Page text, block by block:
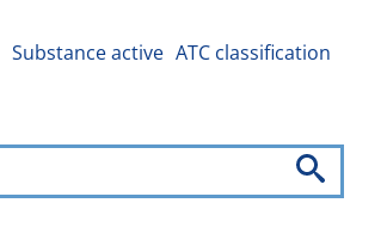
Substance active ATC classification